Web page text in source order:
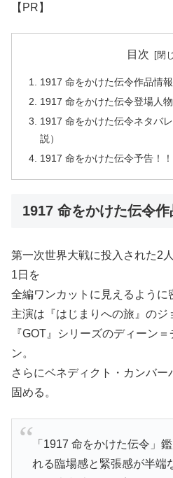
【PR】
目次
1917 命をかけた伝令作品情報
1917 命をかけた伝令登場人物
1917 命をかけた伝令ネタバ
説）
1917 命をかけた伝令予告！！
1917 命をかけた伝令作
第一次世界大戦に投入された2
1日を
全編ワンカットに見えるように
主演は『はじまりへの旅』のジ
『GOT』シリーズのディーン
ン。
さらにベネディクト・カンバ
固める。
「1917 命をかけた伝令」
れる臨場感と緊張感が半端